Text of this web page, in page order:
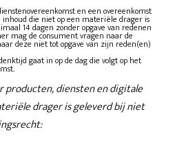
en een overeenkomst
die niet op een materiële drager is
14 dagen zonder opgave van redenen
mag de consument vragen naar de
deze niet tot opgave van zijn reden(en)
gaat in op de dag die volgt op het
producten, diensten en digitale
drager is geleverd bij niet